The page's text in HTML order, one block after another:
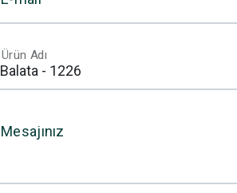
Ürün Adı
Mesajınız